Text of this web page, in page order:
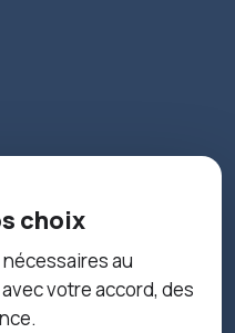
choix
au
votre accord, des
pour suivre
Newsletter